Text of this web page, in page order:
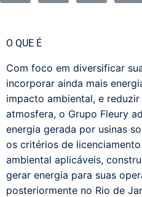
O QUE É
Com foco em diversificar
incorporar ainda mais
impacto ambiental, e
atmosfera, o Grupo Fleury
energia gerada por usinas
os critérios de
ambiental aplicáveis,
gerar energia para suas
posteriormente no Rio de